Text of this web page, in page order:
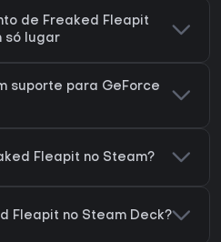
de Freaked Fleapit
só lugar
suporte para GeForce
Fleapit no Steam?
Fleapit no Steam Deck?